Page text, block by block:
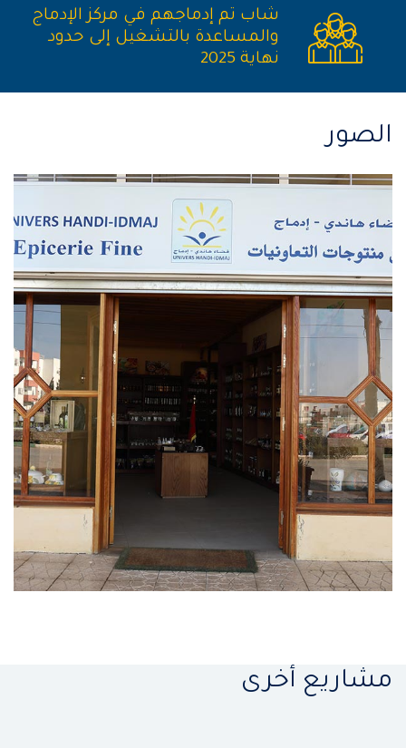
شاب تم إدماجهم في مركز الإدماج
والمساعدة بالتشغيل إلى حدود
نهاية 2025
الصور
مشاريع أخرى